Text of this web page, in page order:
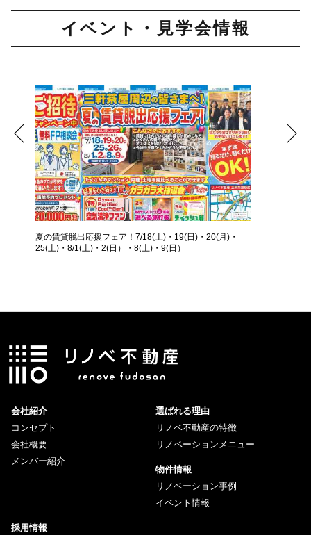
イベント・見学会情報
夏の賃貸脱出応援フェア！7/18(土)・19(日)・20(月)・
25(土)・8/1(土)・2(日）・8(土)・9(日）
会社紹介
コンセプト
会社概要
メンバー紹介
選ばれる理由
リノベ不動産の特徴
リノベーションメニュー
物件情報
リノベーション事例
イベント情報
採用情報